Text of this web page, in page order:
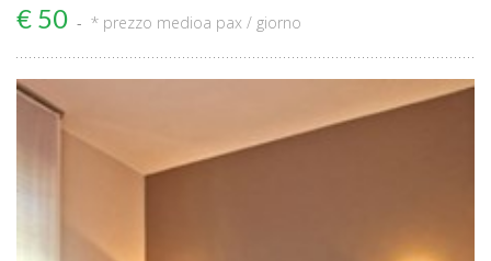
€ 50 * prezzo medioa pax / giorno